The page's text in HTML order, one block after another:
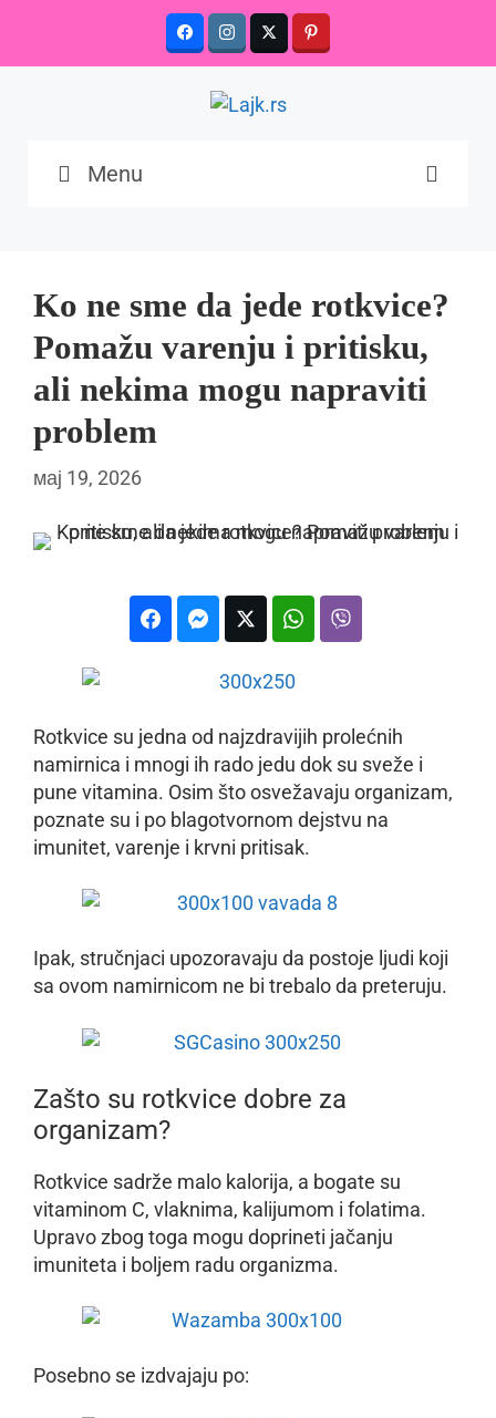
content
Menu
Ko ne sme da jede rotkvice?
Pomažu varenju i pritisku,
ali nekima mogu napraviti
problem
мај 19, 2026
Rotkvice su jedna od najzdravijih prolećnih
namirnica i mnogi ih rado jedu dok su sveže i
pune vitamina. Osim što osvežavaju organizam,
poznate su i po blagotvornom dejstvu na
imunitet, varenje i krvni pritisak.
Ipak, stručnjaci upozoravaju da postoje ljudi koji
sa ovom namirnicom ne bi trebalo da preteruju.
Zašto su rotkvice dobre za
organizam?
Rotkvice sadrže malo kalorija, a bogate su
vitaminom C, vlaknima, kalijumom i folatima.
Upravo zbog toga mogu doprineti jačanju
imuniteta i boljem radu organizma.
Posebno se izdvajaju po: